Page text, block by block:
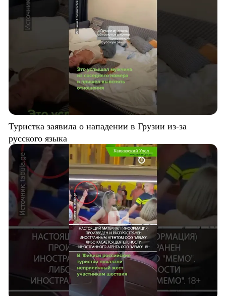
Туристка заявила о нападении в Грузии из-за
русского языка